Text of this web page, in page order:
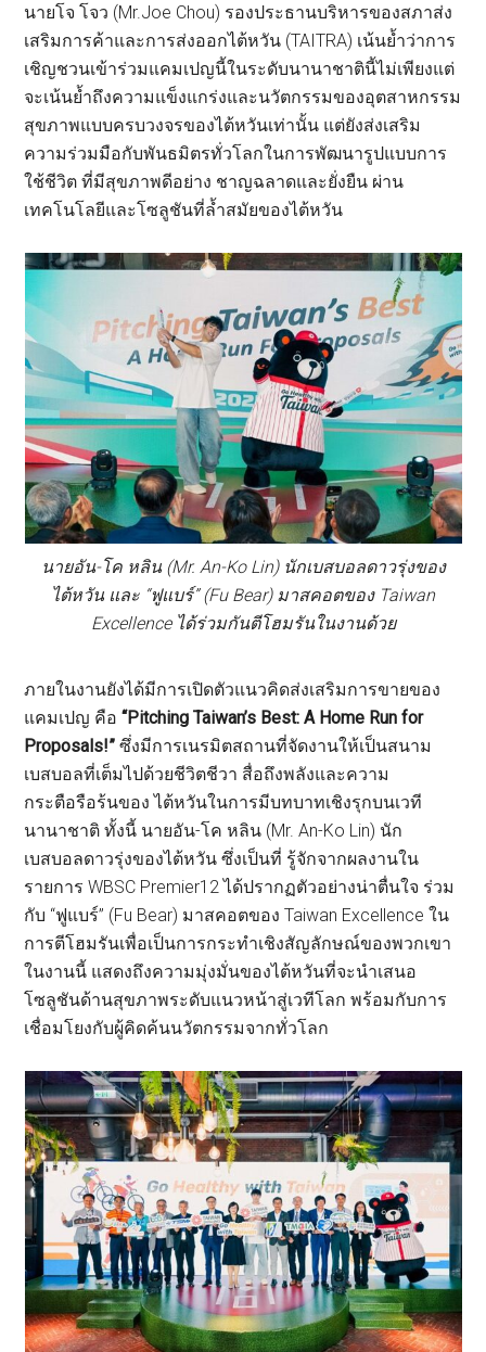
นายโจ โจว (Mr.Joe Chou) รองประธานบริหารของสภาส่ง
เสริมการค้าและการส่งออกไต้หวัน (TAITRA) เน้นย้ำว่าการ
เชิญชวนเข้าร่วมแคมเปญนี้ในระดับนานาชาตินี้ไม่เพียงแต่
จะเน้นย้ำถึงความแข็งแกร่งและนวัตกรรมของอุตสาหกรรม
สุขภาพแบบครบวงจรของไต้หวันเท่านั้น แต่ยังส่งเสริม
ความร่วมมือกับพันธมิตรทั่วโลกในการพัฒนารูปแบบการ
ใช้ชีวิต ที่มีสุขภาพดีอย่าง ชาญฉลาดและยั่งยืน ผ่าน
เทคโนโลยีและโซลูชันที่ล้ำสมัยของไต้หวัน
นายอัน-โค หลิน (Mr. An-Ko Lin) นักเบสบอลดาวรุ่งของ
ไต้หวัน และ “ฟูแบร์” (Fu Bear) มาสคอตของ Taiwan
Excellence ได้ร่วมกันตีโฮมรันในงานด้วย
ภายในงานยังได้มีการเปิดตัวแนวคิดส่งเสริมการขายของ
แคมเปญ คือ “Pitching Taiwan’s Best: A Home Run for
Proposals!” ซึ่งมีการเนรมิตสถานที่จัดงานให้เป็นสนาม
เบสบอลที่เต็มไปด้วยชีวิตชีวา สื่อถึงพลังและความ
กระตือรือร้นของ ไต้หวันในการมีบทบาทเชิงรุกบนเวที
นานาชาติ ทั้งนี้ นายอัน-โค หลิน (Mr. An-Ko Lin) นัก
เบสบอลดาวรุ่งของไต้หวัน ซึ่งเป็นที่ รู้จักจากผลงานใน
รายการ WBSC Premier12 ได้ปรากฏตัวอย่างน่าตื่นใจ ร่วม
กับ “ฟูแบร์” (Fu Bear) มาสคอตของ Taiwan Excellence ใน
การตีโฮมรันเพื่อเป็นการกระทำเชิงสัญลักษณ์ของพวกเขา
ในงานนี้ แสดงถึงความมุ่งมั่นของไต้หวันที่จะนำเสนอ
โซลูชันด้านสุขภาพระดับแนวหน้าสู่เวทีโลก พร้อมกับการ
เชื่อมโยงกับผู้คิดค้นนวัตกรรมจากทั่วโลก